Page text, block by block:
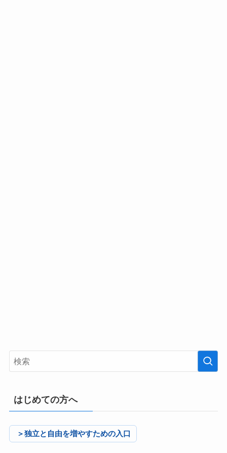
はじめての方へ
＞独立と自由を増やすための入口